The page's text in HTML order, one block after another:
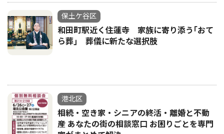
保土ケ谷区
和田町駅近く住蓮寺 家族に寄り添う｢おて
ら葬｣ 葬儀に新たな選択肢
港北区
相続・空き家・シニアの終活・離婚と不動
産 あなたの街の相談窓口 お困りごとを専門